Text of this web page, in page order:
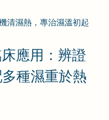
清濕熱，專治濕溫初起
應用：辨證
種濕重於熱